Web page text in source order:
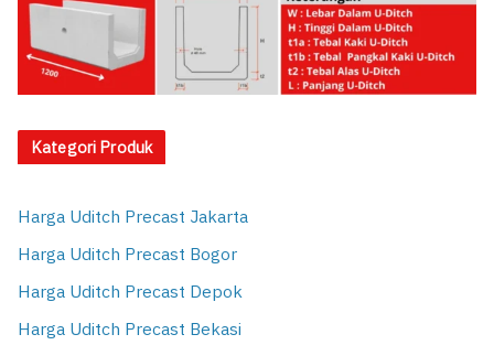
Kategori Produk
Harga Uditch Precast Jakarta
Harga Uditch Precast Bogor
Harga Uditch Precast Depok
Harga Uditch Precast Bekasi